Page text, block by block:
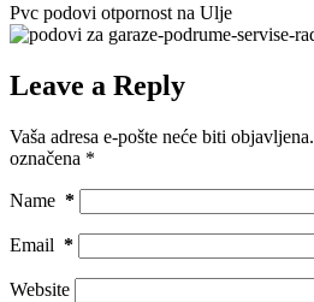
Pvc podovi otpornost na Ulje
Leave a Reply
Vaša adresa e-pošte neće biti objavljena.
označena *
Name *
Email *
Website